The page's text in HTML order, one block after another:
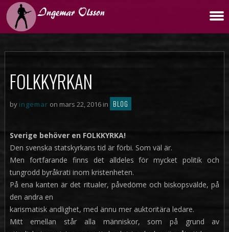
FOLKKYRKAN
by ingemar on mars 22, 2016 in BLOG
Sverige behöver en FOLKKYRKA!
Den svenska statskyrkans tid är förbi. Som väl är.
Men fortfarande finns det alldeles för mycket politik och
tungrodd byråkrati inom kristenheten.
På ena kanten är det ritualer, påvedöme och biskopsvälde, på
den andra en
karismatisk andlighet, med ännu mer auktoritära ledare.
Mitt emellan står alla människor, som på grund av